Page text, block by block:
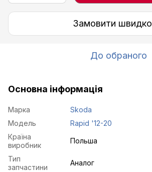
Замовити швидко
До обраного
Основна інформація
Марка
Skoda
Модель
Rapid '12-20
Країна
виробник
Польша
Тип
запчастини
Аналог